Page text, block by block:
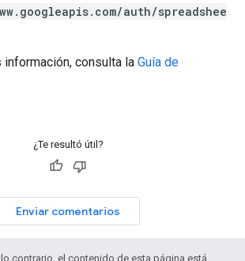
auth/spreadshee
información, consulta la Guía de
¿Te resultó útil?
Enviar comentarios
contrario, el contenido de esta página está